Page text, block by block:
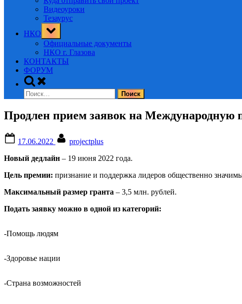
Видеоуроки
Тезаурус
НКО
Toggle
sub-
menu
Официальные документы
НКО г. Глазова
КОНТАКТЫ
ФОРУМ
Toggle
search
form
Найти:
Продлен прием заявок на
on
17.06.2022
projectplus
Новый дедлайн – 19 июня 2022 года.
Цель премии: признание и поддержка лидеров общественно
Максимальный размер гранта – 3,5 млн. рублей.
Подать заявку можно в одной из категорий:
-Помощь людям
-Здоровье нации
-Страна возможностей